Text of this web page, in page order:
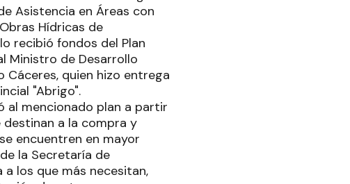
Asistencia en Áreas con
Hídricas de
recibió fondos del Plan
Ministro de Desarrollo
Cáceres, quien hizo entrega
"Abrigo".
al mencionado plan a partir
destinan a la compra y
encuentren en mayor
la Secretaría de
los que más necesitan,